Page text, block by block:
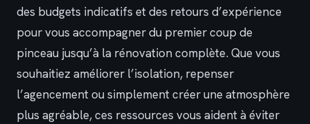
des budgets indicatifs et des retours d’expérience
pour vous accompagner du premier coup de
pinceau jusqu’à la rénovation complète. Que vous
souhaitiez améliorer l’isolation, repenser
l’agencement ou simplement créer une atmosphère
plus agréable, ces ressources vous aident à éviter